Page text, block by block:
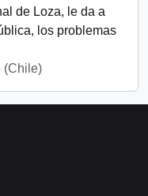
de Loza, le da a
los problemas
(Chile)